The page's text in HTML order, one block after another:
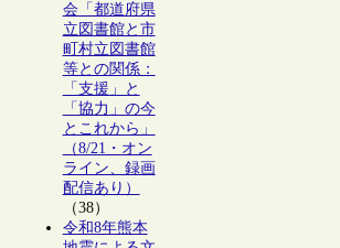
会「都道府県
立図書館と市
町村立図書館
等との関係：
「支援」と
「協力」の今
とこれから」
（8/21・オン
ライン、録画
配信あり）
（38）
令和8年熊本